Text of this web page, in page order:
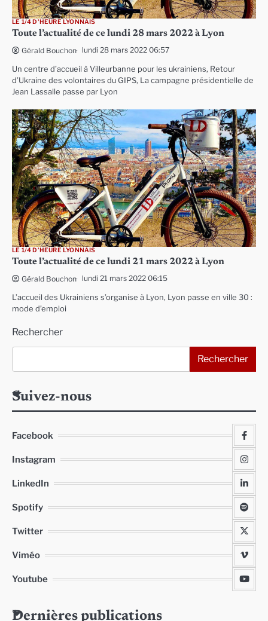
LE 1/4 D'HEURE LYONNAIS
Toute l’actualité de ce lundi 28 mars 2022 à Lyon
Gérald Bouchon lundi 28 mars 2022 06:57
Un centre d’accueil à Villeurbanne pour les ukrainiens, Retour
d’Ukraine des volontaires du GIPS, La campagne présidentielle de
Jean Lassalle passe par Lyon
LE 1/4 D'HEURE LYONNAIS
Toute l’actualité de ce lundi 21 mars 2022 à Lyon
Gérald Bouchon lundi 21 mars 2022 06:15
L’accueil des Ukrainiens s’organise à Lyon, Lyon passe en ville 30 :
mode d’emploi
Rechercher
Rechercher
Suivez-nous
Facebook
Instagram
LinkedIn
Spotify
Twitter
Viméo
Youtube
Dernières publications